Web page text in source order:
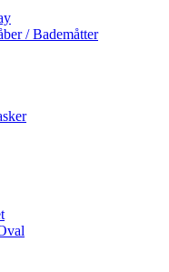
/ Bademåtter